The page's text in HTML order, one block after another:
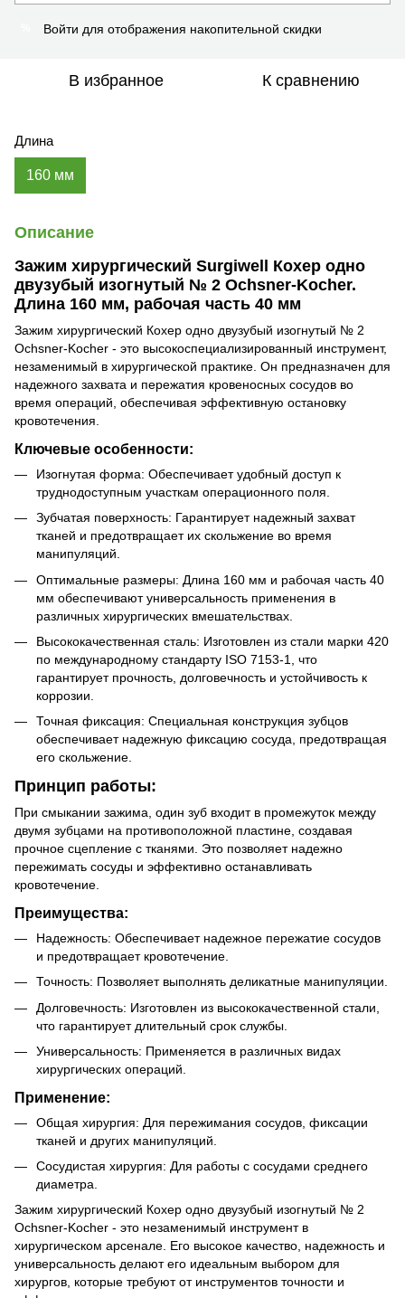
Войти для отображения накопительной скидки
В избранное К сравнению
Длина
160 мм
Описание
Зажим хирургический Surgiwell Кохер одно
двузубый изогнутый № 2 Ochsner-Kocher.
Длина 160 мм, рабочая часть 40 мм
Зажим хирургический Кохер одно двузубый изогнутый № 2
Ochsner-Kocher - это высокоспециализированный инструмент,
незаменимый в хирургической практике. Он предназначен для
надежного захвата и пережатия кровеносных сосудов во
время операций, обеспечивая эффективную остановку
кровотечения.
Ключевые особенности:
Изогнутая форма: Обеспечивает удобный доступ к
труднодоступным участкам операционного поля.
Зубчатая поверхность: Гарантирует надежный захват
тканей и предотвращает их скольжение во время
манипуляций.
Оптимальные размеры: Длина 160 мм и рабочая часть 40
мм обеспечивают универсальность применения в
различных хирургических вмешательствах.
Высококачественная сталь: Изготовлен из стали марки 420
по международному стандарту ISO 7153-1, что
гарантирует прочность, долговечность и устойчивость к
коррозии.
Точная фиксация: Специальная конструкция зубцов
обеспечивает надежную фиксацию сосуда, предотвращая
его скольжение.
Принцип работы:
При смыкании зажима, один зуб входит в промежуток между
двумя зубцами на противоположной пластине, создавая
прочное сцепление с тканями. Это позволяет надежно
пережимать сосуды и эффективно останавливать
кровотечение.
Преимущества:
Надежность: Обеспечивает надежное пережатие сосудов
и предотвращает кровотечение.
Точность: Позволяет выполнять деликатные манипуляции.
Долговечность: Изготовлен из высококачественной стали,
что гарантирует длительный срок службы.
Универсальность: Применяется в различных видах
хирургических операций.
Применение:
Общая хирургия: Для пережимания сосудов, фиксации
тканей и других манипуляций.
Сосудистая хирургия: Для работы с сосудами среднего
диаметра.
Зажим хирургический Кохер одно двузубый изогнутый № 2
Ochsner-Kocher - это незаменимый инструмент в
хирургическом арсенале. Его высокое качество, надежность и
универсальность делают его идеальным выбором для
хирургов, которые требуют от инструментов точности и